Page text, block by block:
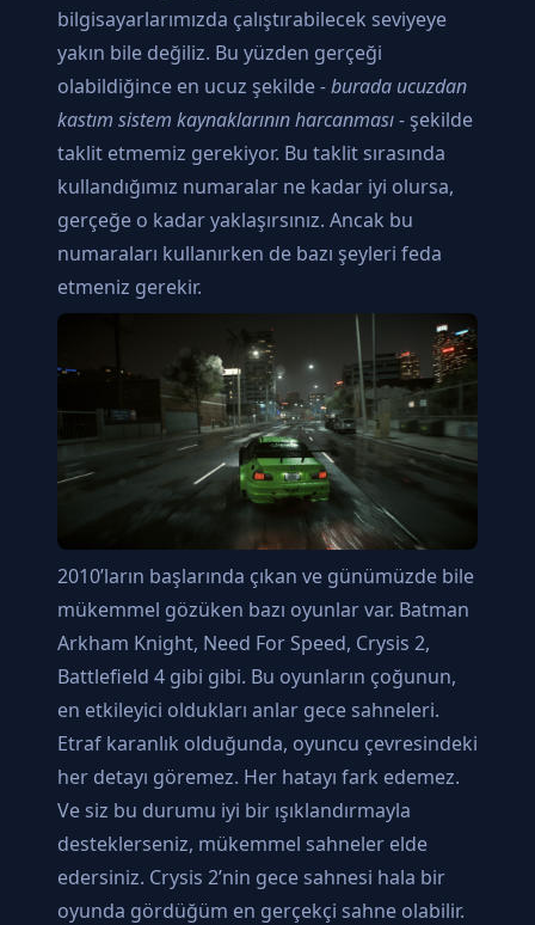
bilgisayarlarımızda çalıştırabilecek seviyeye
yakın bile değiliz. Bu yüzden gerçeği
olabildiğince en ucuz şekilde- burada ucuzdan
kastım sistem kaynaklarının harcanması - şekilde
taklit etmemiz gerekiyor. Bu taklit sırasında
kullandığımız numaralar ne kadar iyi olursa,
gerçeğe o kadar yaklaşırsınız. Ancak bu
numaraları kullanırken de bazı şeyleri feda
etmeniz gerekir.
2010’ların başlarında çıkan ve günümüzde bile
mükemmel gözüken bazı oyunlar var. Batman
Arkham Knight, Need For Speed, Crysis 2,
Battlefield 4 gibi gibi. Bu oyunların çoğunun,
en etkileyici oldukları anlar gece sahneleri.
Etraf karanlık olduğunda, oyuncu çevresindeki
her detayı göremez. Her hatayı fark edemez.
Ve siz bu durumu iyi bir ışıklandırmayla
desteklerseniz, mükemmel sahneler elde
edersiniz. Crysis 2’nin gece sahnesi hala bir
oyunda gördüğüm en gerçekçi sahne olabilir.